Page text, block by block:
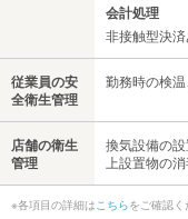
会計処理
非接触型決
従業員の安
全衛生管理
勤務時の検
店舗の衛生
管理
換気設備の
上設置物の
※各項目の詳細は こちらをご確認く